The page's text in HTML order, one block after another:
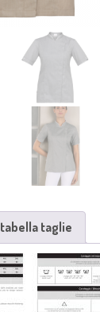
tabella taglie